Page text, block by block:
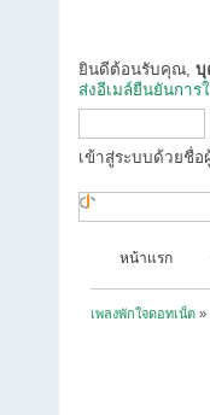
ยินดีต้อนรับคุณ, บุ
ส่งอีเมล์ยืนยันการ
เข้าสู่ระบบด้วยชื่อ
หน้าแรก
เพลงพักใจดอทเน็ต »